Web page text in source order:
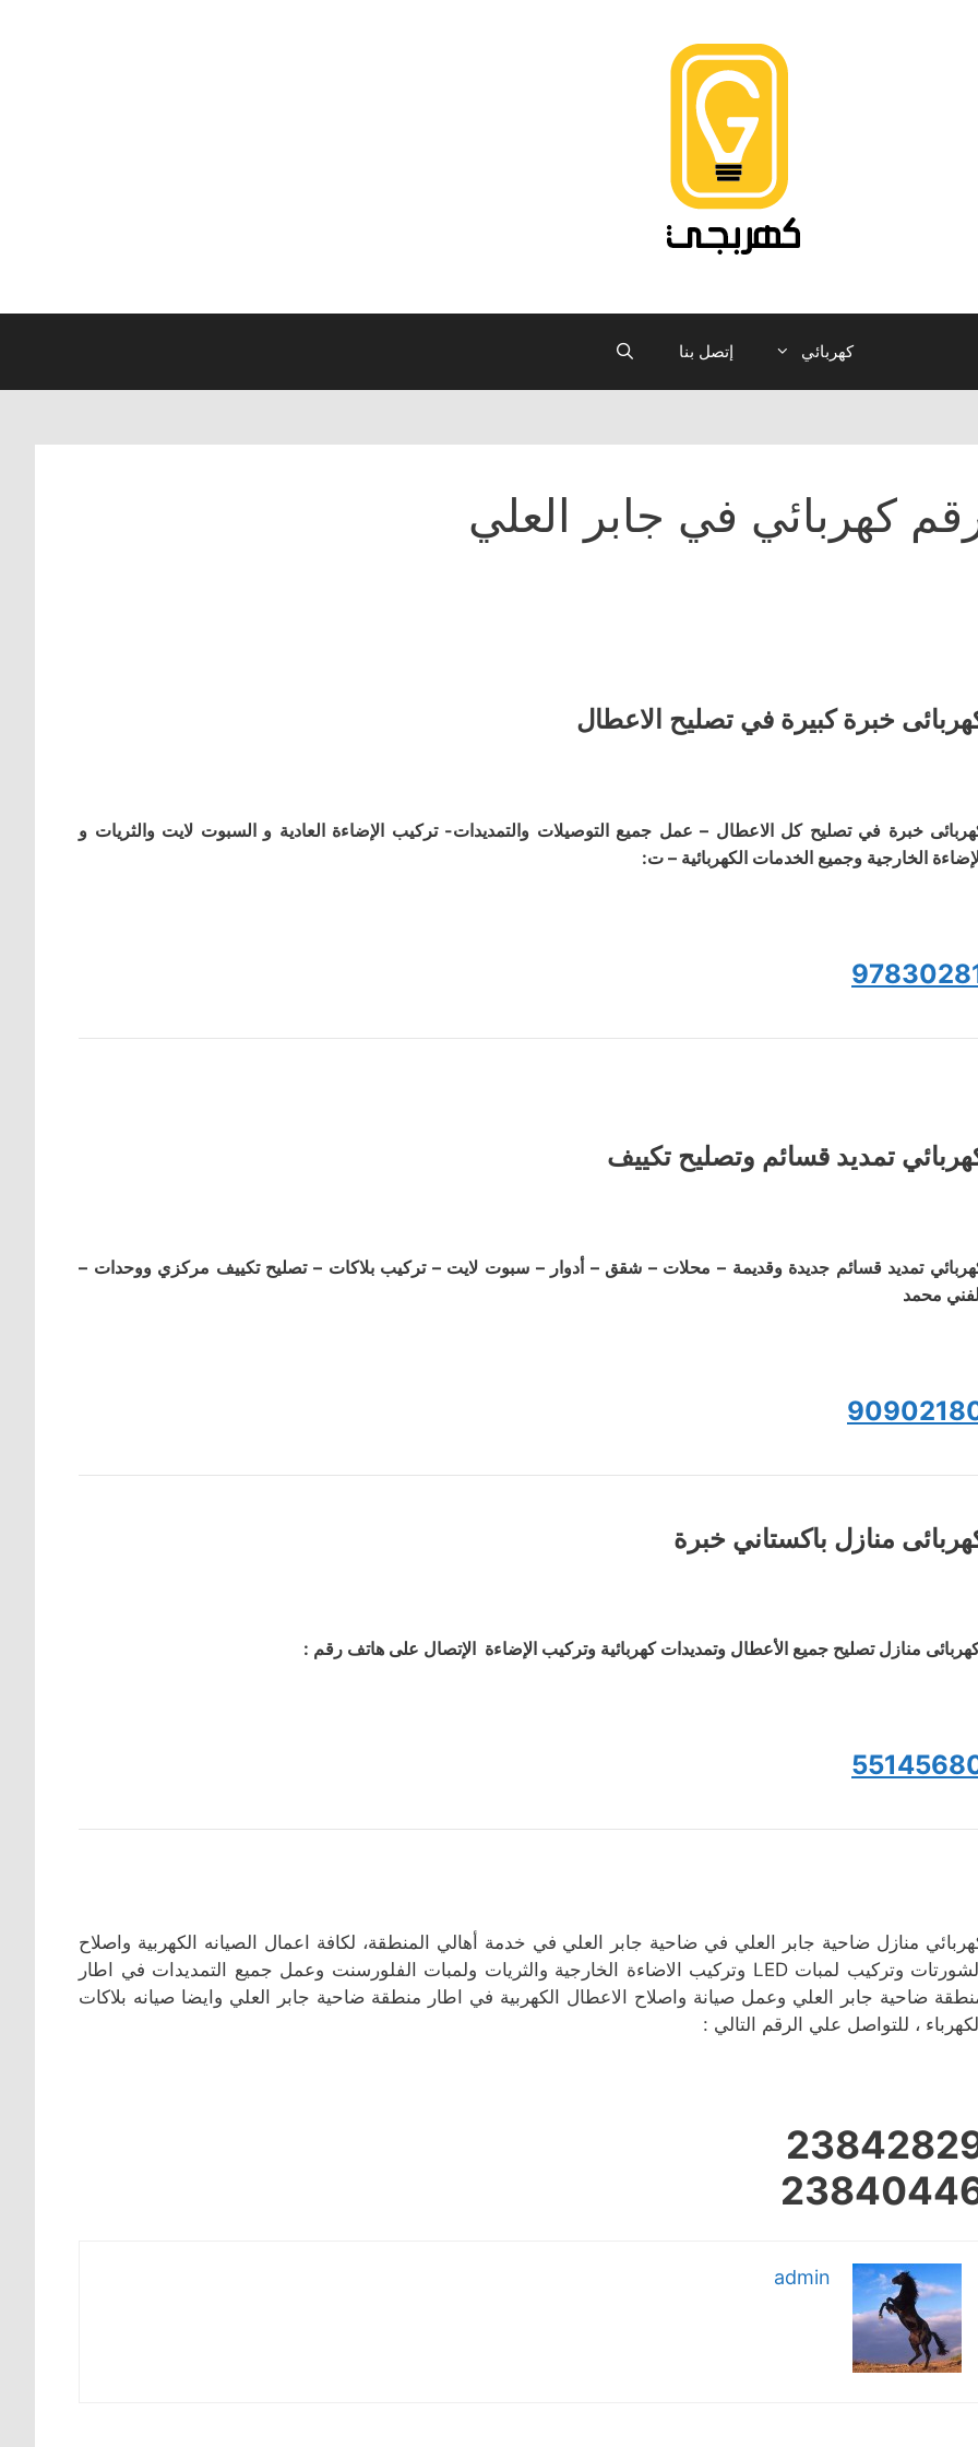
كهربائي إتصل بنا
كهربائي في جابر العلي
خبرة كبيرة في تصليح الاعطال
خبرة في تصليح كل الاعطال – عمل جميع التوصيلات والتمديدات- تركيب الإضاءة العادية و السبوت لايت والثريات و
الخارجية وجميع الخدمات الكهربائية – ت:
تمديد قسائم وتصليح تكييف
تمديد قسائم جديدة وقديمة – محلات – شقق – أدوار – سبوت لايت – تركيب بلاكات – تصليح تكييف مركزي ووحدات –
محمد
منازل باكستاني خبرة
منازل تصليح جميع الأعطال وتمديدات كهربائية وتركيب الإضاءة الإتصال على هاتف رقم :
منازل ضاحية جابر العلي في ضاحية جابر العلي في خدمة أهالي المنطقة، لكافة اعمال الصيانه الكهربية واصلاح
الشورتات وتركيب لمبات LED وتركيب الاضاءة الخارجية والثريات ولمبات الفلورسنت وعمل جميع التمديدات في اطار
ضاحية جابر العلي وعمل صيانة واصلاح الاعطال الكهربية في اطار منطقة ضاحية جابر العلي وايضا صيانه بلاكات
، للتواصل علي الرقم التالي :
admin